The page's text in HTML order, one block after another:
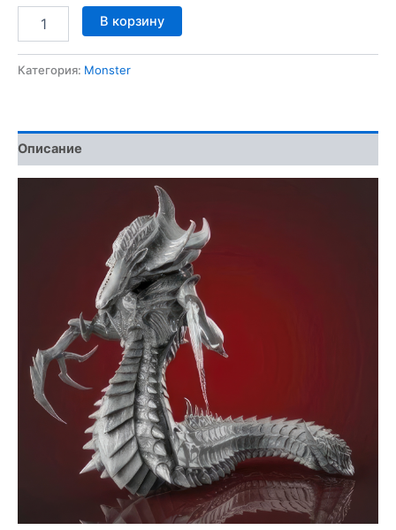
Количество
товара
3D
В корзину
Категория: Monster
Описание